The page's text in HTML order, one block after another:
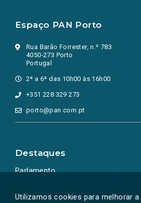
Utilizamos cookies para melhorar
Espaço PAN Porto
Rua Barão Forrester, n.º 783
4050-273 Porto
Portugal
2ª a 6ª das 10h00 às 16h00
+351 228 329 273
porto@pan.com.pt
Destaques
Parlamento